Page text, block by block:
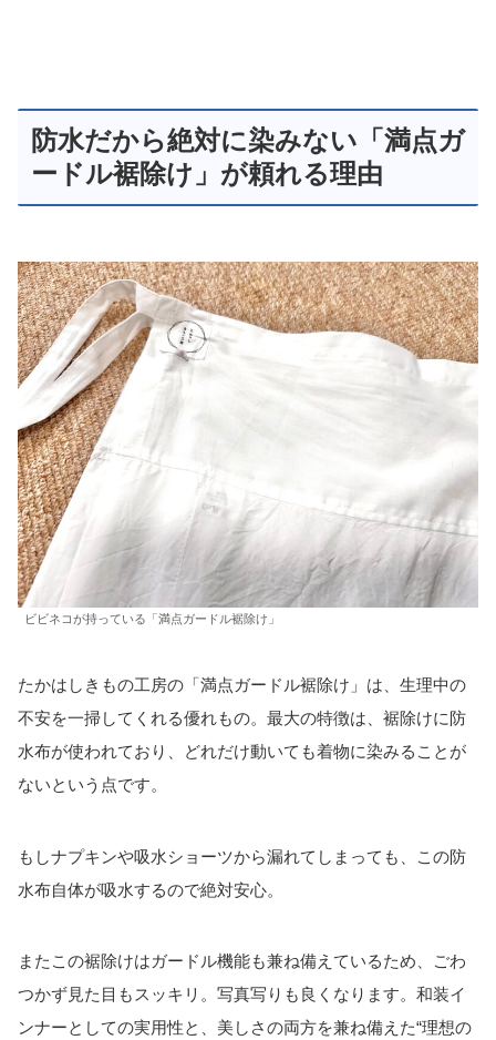
防水だから絶対に染みない「満点ガ
ードル裾除け」が頼れる理由
ビビネコが持っている「満点ガードル裾除け」
たかはしきもの工房の「満点ガードル裾除け」は、生理中の
不安を一掃してくれる優れもの。最大の特徴は、裾除けに防
水布が使われており、どれだけ動いても着物に染みることが
ないという点です。
もしナプキンや吸水ショーツから漏れてしまっても、この防
水布自体が吸水するので絶対安心。
またこの裾除けはガードル機能も兼ね備えているため、ごわ
つかず見た目もスッキリ。写真写りも良くなります。和装イ
ンナーとしての実用性と、美しさの両方を兼ね備えた“理想の